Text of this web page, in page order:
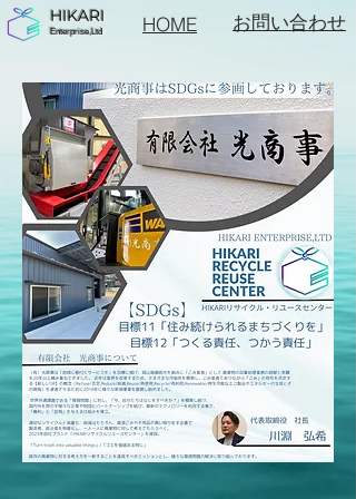
HIKARI
Enterprise,Ltd HOME お問い合わせ